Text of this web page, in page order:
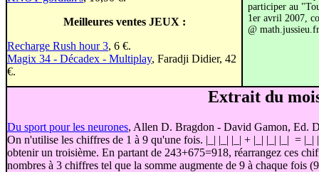
Meilleures ventes JEUX :
Recharge Rush hour 3, 6 €.
Magix 34 - Décadex - Multiplay, Faradji Didier, 42
€.
participer au
1er avril 2007,
@ math.jussieu.fr
Extrait du
Du sport pour les neurones, Allen D. Bragdon - David Gamon, Ed.
On n'utilise les chiffres de 1 à 9 qu'une fois. |_| |_| |_| + |_| |_| |_| =
obtenir un troisième. En partant de 243+675=918, réarrangez ces
nombres à 3 chiffres tel que la somme augmente de 9 à chaque fois